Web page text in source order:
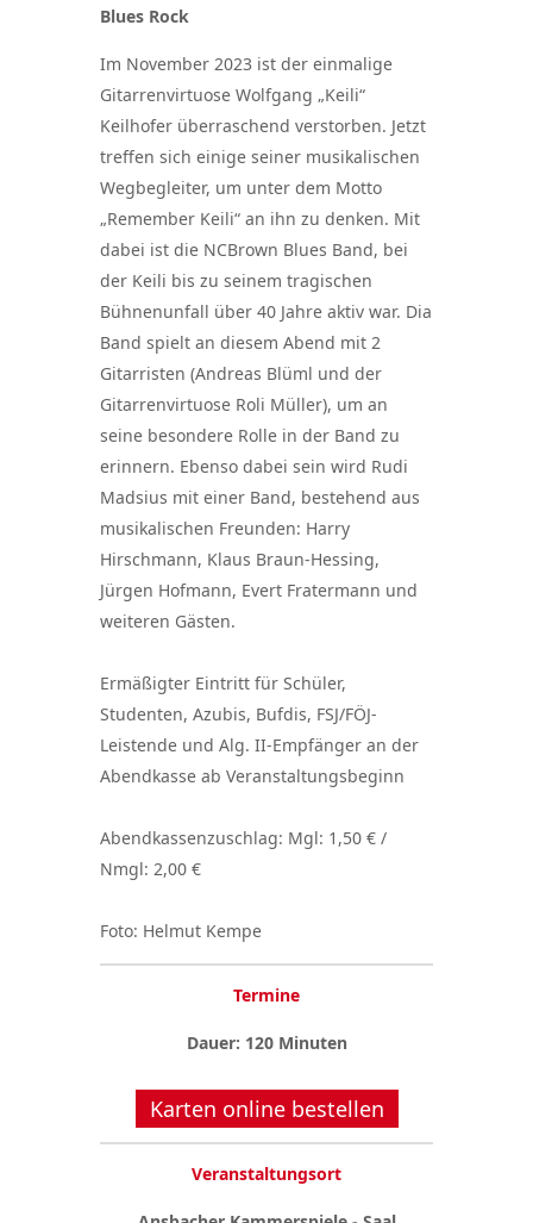
Blues Rock
Im November 2023 ist der einmalige
Gitarrenvirtuose Wolfgang „Keili“
Keilhofer überraschend verstorben. Jetzt
treffen sich einige seiner musikalischen
Wegbegleiter, um unter dem Motto
„Remember Keili“ an ihn zu denken. Mit
dabei ist die NCBrown Blues Band, bei
der Keili bis zu seinem tragischen
Bühnenunfall über 40 Jahre aktiv war. Dia
Band spielt an diesem Abend mit 2
Gitarristen (Andreas Blüml und der
Gitarrenvirtuose Roli Müller), um an
seine besondere Rolle in der Band zu
erinnern. Ebenso dabei sein wird Rudi
Madsius mit einer Band, bestehend aus
musikalischen Freunden: Harry
Hirschmann, Klaus Braun-Hessing,
Jürgen Hofmann, Evert Fratermann und
weiteren Gästen.
Ermäßigter Eintritt für Schüler,
Studenten, Azubis, Bufdis, FSJ/FÖJ-
Leistende und Alg. II-Empfänger an der
Abendkasse ab Veranstaltungsbeginn
Abendkassenzuschlag: Mgl: 1,50 € /
Nmgl: 2,00 €
Foto: Helmut Kempe
Termine
Dauer: 120 Minuten
Karten online bestellen
Veranstaltungsort